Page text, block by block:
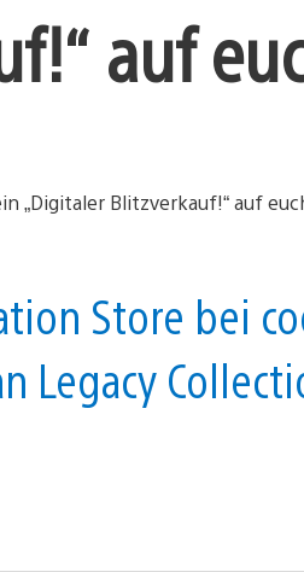
auf
Store bei
Legacy